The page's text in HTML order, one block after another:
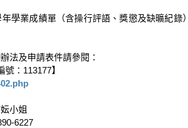
學業成績單（含操行評語、獎懲及缺曠紀
法及申請表件請參閱：
：113177】
小姐
6227